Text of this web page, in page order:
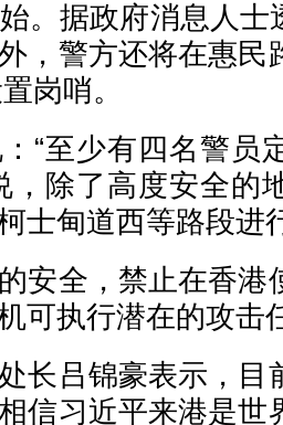
。据政府消息人士
，警方还将在惠民
岗哨。
“至少有四名警员
，除了高度安全的
士甸道西等路段进
安全，禁止在香港
可执行潜在的攻击
长吕锦豪表示，目
信习近平来港是世